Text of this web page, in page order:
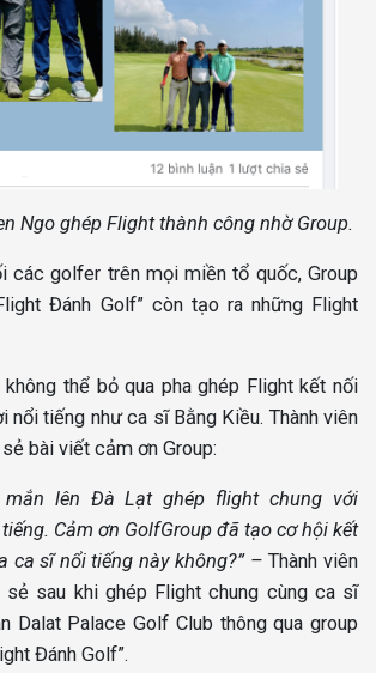
Ngo ghép Flight thành công nhờ Group.
các golfer trên mọi miền tổ quốc, Group
Đánh Golf” còn tạo ra những Flight
thể bỏ qua pha ghép Flight kết nối
nổi tiếng như ca sĩ Bằng Kiều. Thành viên
bài viết cảm ơn Group:
lên Đà Lạt ghép flight chung với
Cảm ơn GolfGroup đã tạo cơ hội kết
ca sĩ nổi tiếng này không?” –Thành viên
sẻ sau khi ghép Flight chung cùng ca sĩ
Dalat Palace Golf Club thông qua group
Đánh Golf”.